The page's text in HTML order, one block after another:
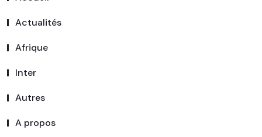
Actualités
Afrique
Inter
Autres
A propos